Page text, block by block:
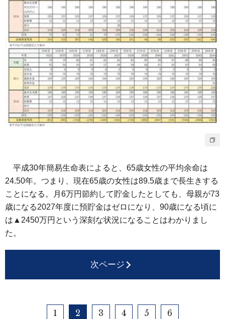
平成30年簡易生命表によると、65歳女性の平均余命は
24.50年。つまり、現在65歳の女性は89.5歳まで長生きする
ことになる。月6万円節約して貯金したとしても、母親が73
歳になる2027年度に預貯金はゼロになり、90歳になる頃に
は▲2450万円という深刻な状況になることはわかりまし
た。
次ページ
1 2 3 4 5 6